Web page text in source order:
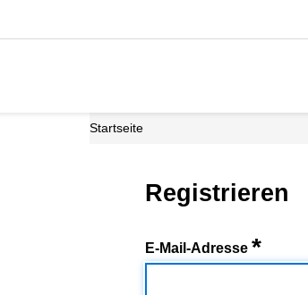
Startseite
Registrieren
E-Mail-Adresse *